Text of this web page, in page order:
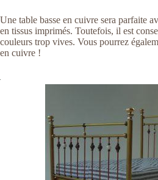
Une table basse en cuivre sera parfaite
en tissus imprimés. Toutefois, il est
couleurs trop vives. Vous pourrez
en cuivre !